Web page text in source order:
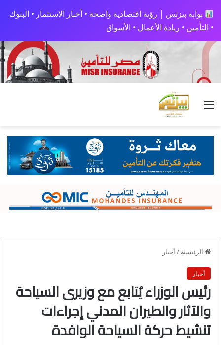
بوابة بيزنس | رؤية اقتصادية واضحة • أخبار الاستثمار • البنوك
• التأمين • ريادة الأعمال • الأسواق
القائمة
الرئيسية / أخبار
أخبار
رئيس الوزراء يُتابع مع وزيرى السياحة
والآثار والطيران المدني إجراءات
تنشيط حركة السياحة الوافدة